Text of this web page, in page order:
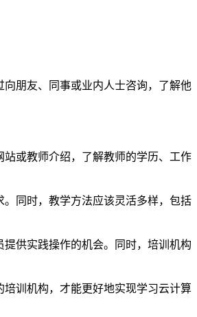
朋友、同事或业内人士咨询，了解他
或教师介绍，了解教师的学历、工作
同时，教学方法应该灵活多样，包括
供实践操作的机会。同时，培训机构
训机构，才能更好地实现学习云计算